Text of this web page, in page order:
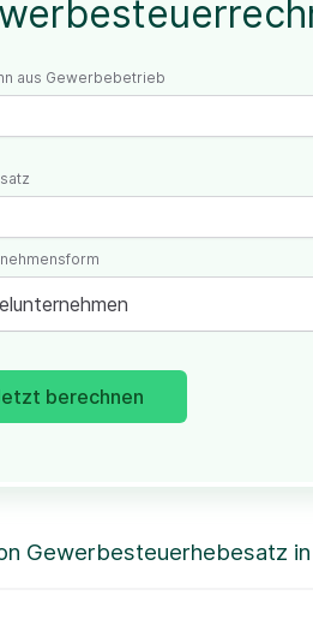
aus Gewerbebetrieb
berechnen
Gewerbesteuerhebesatz in